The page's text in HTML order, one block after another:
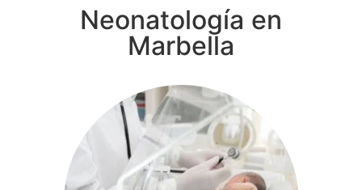
Neonatología en
Marbella